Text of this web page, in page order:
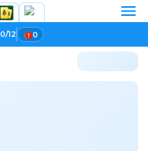
0/12 0